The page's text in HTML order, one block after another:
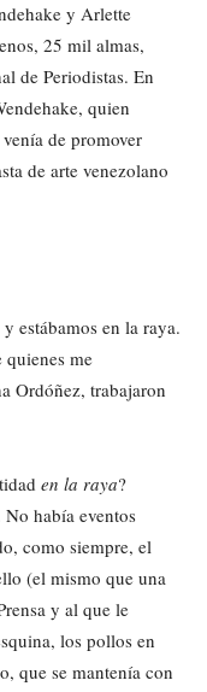
y Arlette
25 mil almas,
de Periodistas. En
quien
de promover
de arte venezolano
estábamos en la raya.
me
Ordóñez, trabajaron
en la raya?
había eventos
como siempre, el
(el mismo que una
y al que le
los pollos en
que se mantenía con